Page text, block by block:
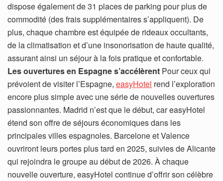
dispose également de 31 places de parking pour plus de
commodité (des frais supplémentaires s’appliquent). De
plus, chaque chambre est équipée de rideaux occultants,
de la climatisation et d’une insonorisation de haute qualité,
assurant ainsi un séjour à la fois pratique et confortable.
Les ouvertures en Espagne s’accélèrent Pour ceux qui
prévoient de visiter l’Espagne, easyHotel rend l’exploration
encore plus simple avec une série de nouvelles ouvertures
passionnantes. Madrid n’est que le début, car easyHotel
étend son offre de séjours économiques dans les
principales villes espagnoles. Barcelone et Valence
ouvriront leurs portes plus tard en 2025, suivies de Alicante
qui rejoindra le groupe au début de 2026. À chaque
nouvelle ouverture, easyHotel continue d’offrir son célèbre